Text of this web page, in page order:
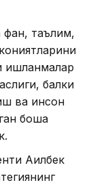
фан, таълим,
ишланмалар
балки
ва инсон
бошқа
Ақилбек